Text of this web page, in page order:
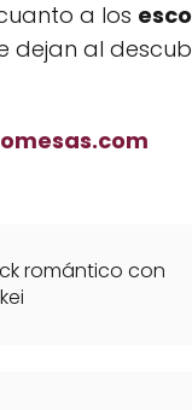
a los
dejan al
romántico con